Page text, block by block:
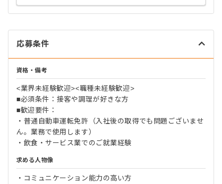
応募条件
資格・備考
<業界未経験歓迎><職種未経験歓迎>
■必須条件：接客や調理が好きな方
■歓迎要件：
・普通自動車運転免許（入社後の取得でも問題ございませ
ん。業務で使用します）
・飲食・サービス業でのご就業経験
求める人物像
・コミュニケーション能力の高い方